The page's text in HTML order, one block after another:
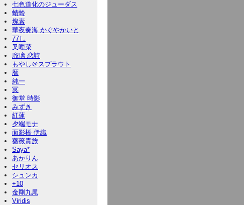
七色道化のジューダス
蜻蛉
塊素
華夜奏海 かぐやかいと
77し
叉哩菜
瑠璃 恋詩
もやし＠スプラウト
暦
純一
冥
御堂 時影
みずき
紅蓮
夕端モナ
面影橋 伊織
薔薇貴族
Saya*
あかりん
セリオス
シュンカ
+10
金剛九尾
Viridis